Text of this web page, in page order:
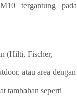
tergantung pada
(Hilti, Fischer,
atau area dengan
tambahan seperti